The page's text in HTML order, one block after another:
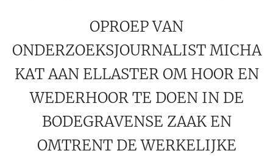
OPROEP VAN
ONDERZOEKSJOURNALIST MICHA
KAT AAN ELLASTER OM HOOR EN
WEDERHOOR TE DOEN IN DE
BODEGRAVENSE ZAAK EN
OMTRENT DE WERKELIJKE